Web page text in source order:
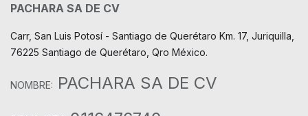
PACHARA SA DE CV
Carr, San Luis Potosí - Santiago de Querétaro Km. 17, Juriquilla,
76225 Santiago de Querétaro, Qro México.
NOMBRE: PACHARA SA DE CV